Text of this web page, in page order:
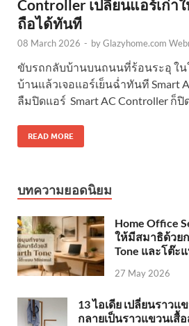
Controller เปลี่ยนแอร์เก่า
ถือได้ทันที
08 March 2026 - byGlazyhome.com
ขับรถกลับบ้านบนถนนที่ร้อนระอุ ใน
บ้านแล้วเจอแอร์เย็นฉ่ำทันที Smart
ลืมปิดแอร์ Smart AC Controller ก็ปิ
READ MORE
บทความยอดนิยม
Home Office
ให้มีสมาธิด้วย
Tone และโต๊ะ
27 May 2026
13 ไอเดีย เปลี่ยนราว
กลายเป็นราวแขวนเสื้อ